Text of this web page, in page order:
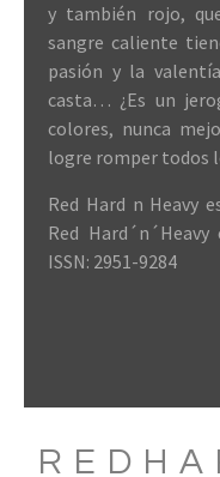
y también rojo,
sangre caliente
pasión y la
casta… ¿Es un
colores, nunca
logre romper todos
Red Hard n Heavy
Red
ISSN: 2951-9284